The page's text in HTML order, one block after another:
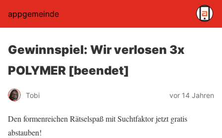
appgemeinde
Gewinnspiel: Wir verlosen 3x
POLYMER [beendet]
Tobi vor 14 Jahren
Den formenreichen Rätselspaß mit Suchtfaktor jetzt gratis
abstauben!